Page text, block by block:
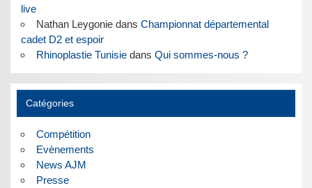
live
Nathan Leygoniedans Championnat départemental
cadet D2 et espoir
Rhinoplastie Tunisiedans Qui sommes-nous ?
Catégories
Compétition
Evènements
News AJM
Presse